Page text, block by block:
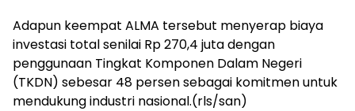
Adapun keempat ALMA tersebut menyerap biaya
investasi total senilai Rp 270,4 juta dengan
penggunaan Tingkat Komponen Dalam Negeri
(TKDN) sebesar 48 persen sebagai komitmen untuk
mendukung industri nasional.(rls/san)